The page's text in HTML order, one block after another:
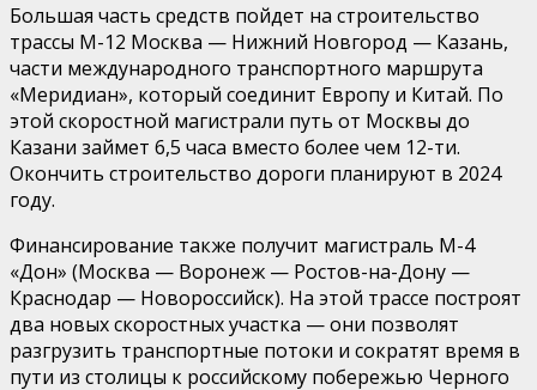
Большая часть средств пойдет на строительство
трассы М-12 Москва — Нижний Новгород — Казань,
части международного транспортного маршрута
«Меридиан», который соединит Европу и Китай. По
этой скоростной магистрали путь от Москвы до
Казани займет 6,5 часа вместо более чем 12-ти.
Окончить строительство дороги планируют в 2024
году.
Финансирование также получит магистраль М-4
«Дон» (Москва — Воронеж — Ростов-на-Дону —
Краснодар — Новороссийск). На этой трассе построят
два новых скоростных участка — они позволят
разгрузить транспортные потоки и сократят время в
пути из столицы к российскому побережью Черного